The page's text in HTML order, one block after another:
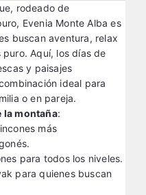
rodeado de
Evenia Monte Alba es
buscan aventura, relax
Aquí, los días de
y paisajes
ideal para
o en pareja.
la montaña:
más
para todos los niveles.
para quienes buscan